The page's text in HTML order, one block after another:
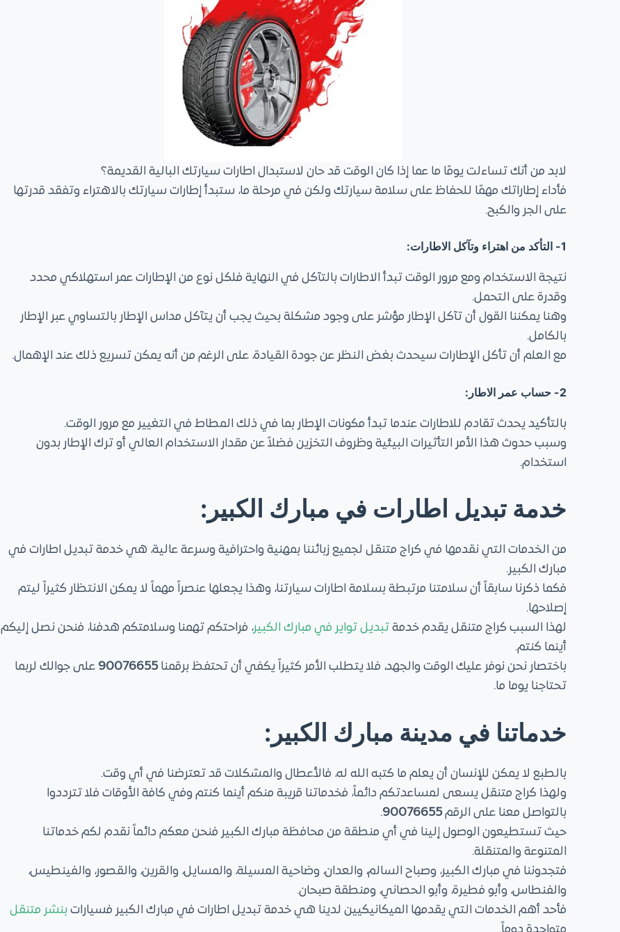
لابد من أنك تساءلت يومًا ما عما إذا كان الوقت قد حان لاستبدال اطارات سيارتك البالية القديمة؟
فأداء إطاراتك مهمًا للحفاظ على سلامة سيارتك ولكن في مرحلة ما، ستبدأ إطارات سيارتك بالاهتراء وتفقد قدرتها
على الجر والكبح.
1- التأكد من اهتراء وتآكل الاطارات:
نتيجة الاستخدام ومع مرور الوقت تبدأ الاطارات بالتآكل في النهاية فلكل نوع من الإطارات عمر استهلاكي محدد
وقدرة على التحمل.
وهنا يمكننا القول أن تآكل الإطار مؤشر على وجود مشكلة بحيث يجب أن يتآكل مداس الإطار بالتساوي عبر الإطار
بالكامل.
مع العلم أن تأكل الإطارات سيحدث بغض النظر عن جودة القيادة، على الرغم من أنه يمكن تسريع ذلك عند الإهمال.
2- حساب عمر الاطار:
بالتأكيد يحدث تقادم للاطارات عندما تبدأ مكونات الإطار بما في ذلك المطاط في التغيير مع مرور الوقت.
وسبب حدوث هذا الأمر التأثيرات البيئية وظروف التخزين فضلاً عن مقدار الاستخدام العالي أو ترك الإطار بدون
استخدام.
خدمة تبديل اطارات في مبارك الكبير:
من الخدمات التي نقدمها في كراج متنقل لجميع زبائننا بمهنية واحترافية وسرعة عالية، هي خدمة تبديل اطارات في
مبارك الكبير.
فكما ذكرنا سابقاً أن سلامتنا مرتبطة بسلامة اطارات سيارتنا، وهذا يجعلها عنصراً مهماً لا يمكن الانتظار كثيراً ليتم
إصلاحها.
لهذا السبب كراج متنقل يقدم خدمةتبديل تواير في مبارك الكبير، فراحتكم تهمنا وسلامتكم هدفنا، فنحن نصل إليكم
أينما كنتم.
باختصار نحن نوفر عليك الوقت والجهد، فلا يتطلب الأمر كثيراً يكفي أن تحتفظ برقمنا90076655 على جوالك لربما
تحتاجنا يوما ما.
خدماتنا في مدينة مبارك الكبير:
بالطبع لا يمكن للإنسان أن يعلم ما كتبه الله له، فالأعطال والمشكلات قد تعترضنا في أي وقت.
ولهذا كراج متنقل يسعى لمساعدتكم دائماً، فخدماتنا قريبة منكم أينما كنتم وفي كافة الأوقات فلا تترددوا
بالتواصل معنا على الرقم90076655
.
حيث تستطيعون الوصول إلينا في أي منطقة من محافظة مبارك الكبير فنحن معكم دائماً نقدم لكم خدماتنا
المتنوعة والمتنقلة.
فتجدوننا في مبارك الكبير، وصباح السالم، والعدان، وضاحية المسيلة، والمسايل، والقرين، والقصور، والفينطيس،
والفنطاس، وأبو فطيرة، وأبو الحصاني، ومنطقة صبحان.
فأحد أهم الخدمات التي يقدمها الميكانيكيين لدينا هي خدمة تبديل اطارات في مبارك الكبير فسيارات بنشر متنقل